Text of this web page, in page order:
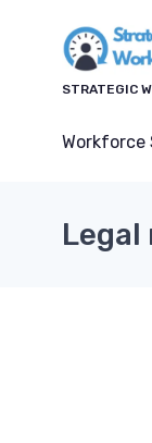
STRATEGIC